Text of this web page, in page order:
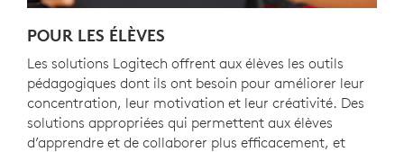
POUR LES ÉLÈVES
Les solutions Logitech offrent aux élèves les outils
pédagogiques dont ils ont besoin pour améliorer leur
concentration, leur motivation et leur créativité. Des
solutions appropriées qui permettent aux élèves
d’apprendre et de collaborer plus efficacement, et